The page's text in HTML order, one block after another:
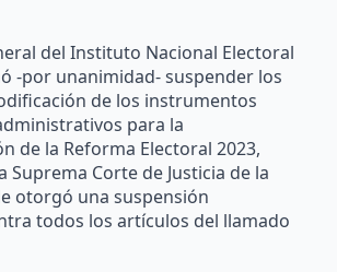
del Instituto Nacional Electoral
-por unanimidad- suspender los
de los instrumentos
para la
de la Reforma Electoral 2023,
Suprema Corte de Justicia de la
otorgó una suspensión
todos los artículos del llamado